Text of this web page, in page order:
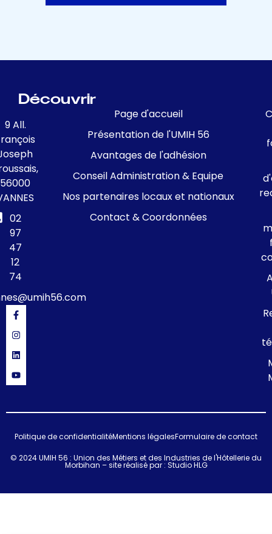
9 All.
56000
02
97
47
12
74
Découvrir
Page d'accueil
Présentation de l'UMIH 56
Avantages de l'adhésion
Conseil Administration & Equipe
Nos partenaires locaux et nationaux
Contact & Coordonnées
© 2024 UMIH 56 : Union des Métiers et des Industries de l'Hôtellerie du
Morbihan – site réalisé par : Studio HLG
Politique de confidentialitéMentions légalesFormulaire de contact